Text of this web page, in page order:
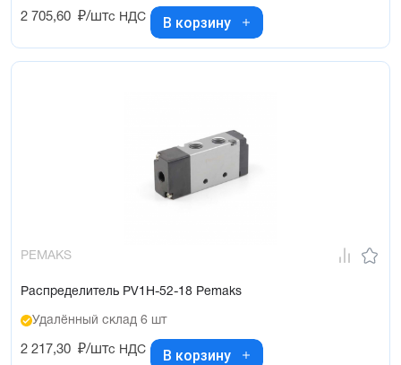
2 705,60 ₽/штс НДС В корзину
PEMAKS
Распределитель PV1H-52-18 Pemaks
Удалённый склад 6 шт
2 217,30 ₽/штс НДС В корзину